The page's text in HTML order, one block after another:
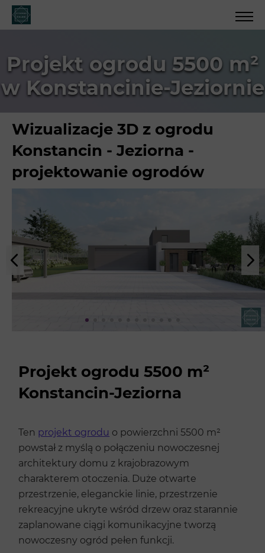
Projekt ogrodu 5500 m²
w Konstancinie-Jeziornie
Wizualizacje 3D z ogrodu
Konstancin - Jeziorna -
projektowanie ogrodów
Projekt ogrodu 5500 m²
Konstancin-Jeziorna
Ten projekt ogrodu o powierzchni 5500 m²
powstał z myślą o połączeniu nowoczesnej
architektury domu z krajobrazowym
charakterem otoczenia. Duże otwarte
przestrzenie, eleganckie linie, przestrzenie
rekreacyjne ukryte wśród drzew oraz starannie
zaplanowane ciągi komunikacyjne tworzą
nowoczesny ogród pełen funkcji.